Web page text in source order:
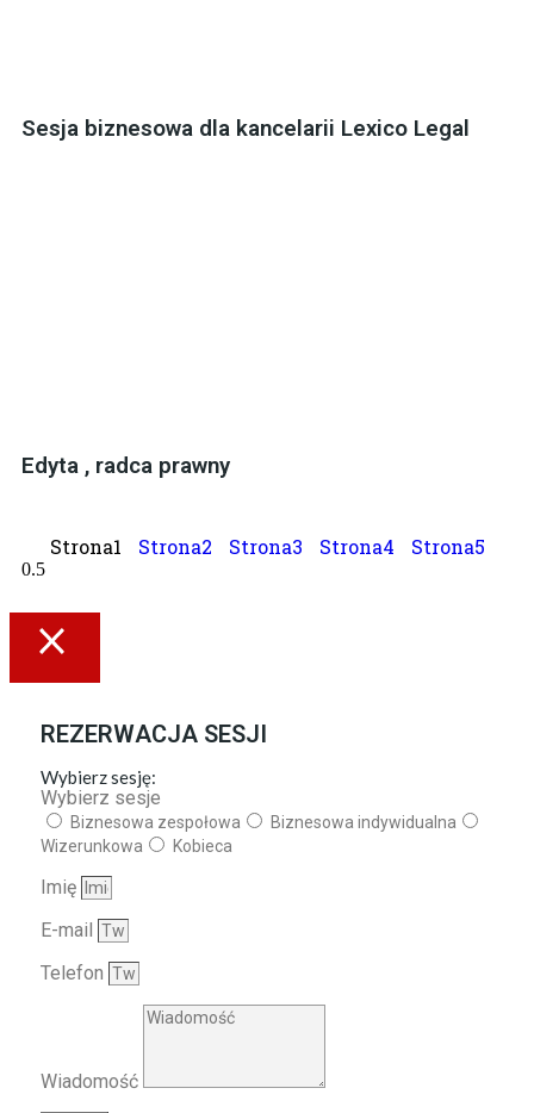
Sesja biznesowa dla kancelarii Lexico Legal
Edyta , radca prawny
Strona1 Strona2 Strona3 Strona4 Strona5
REZERWACJA SESJI
Wybierz sesję:
Wybierz sesje
Biznesowa zespołowa
Biznesowa indywidualna
Wizerunkowa
Kobieca
Imię
E-mail
Telefon
Wiadomość